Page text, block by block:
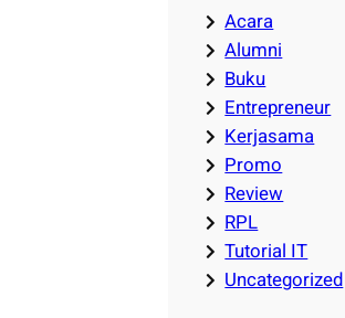
Acara
Alumni
Buku
Entrepreneur
Kerjasama
Promo
Review
RPL
Tutorial IT
Uncategorized